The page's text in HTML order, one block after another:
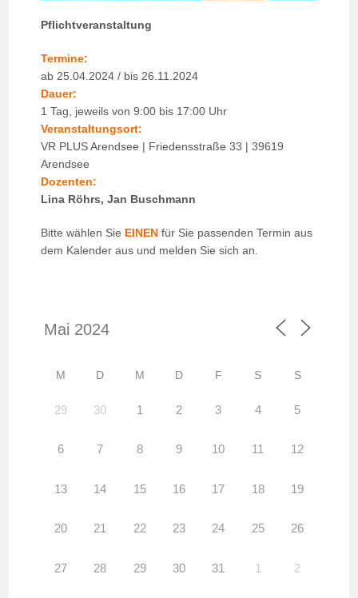
Pflichtveranstaltung
Termine:
ab 25.04.2024 / bis 26.11.2024
Dauer:
1 Tag, jeweils von 9:00 bis 17:00 Uhr
Veranstaltungsort:
VR PLUS Arendsee | Friedensstraße 33 | 39619
Arendsee
Dozenten:
Lina Röhrs, Jan Buschmann
Bitte wählen Sie EINEN für Sie passenden Termin aus
dem Kalender aus und melden Sie sich an.
M D M D F S S
29 30 1 2 3 4 5
6 7 8 9 10 11 12
13 14 15 16 17 18 19
20 21 22 23 24 25 26
27 28 29 30 31 1 2